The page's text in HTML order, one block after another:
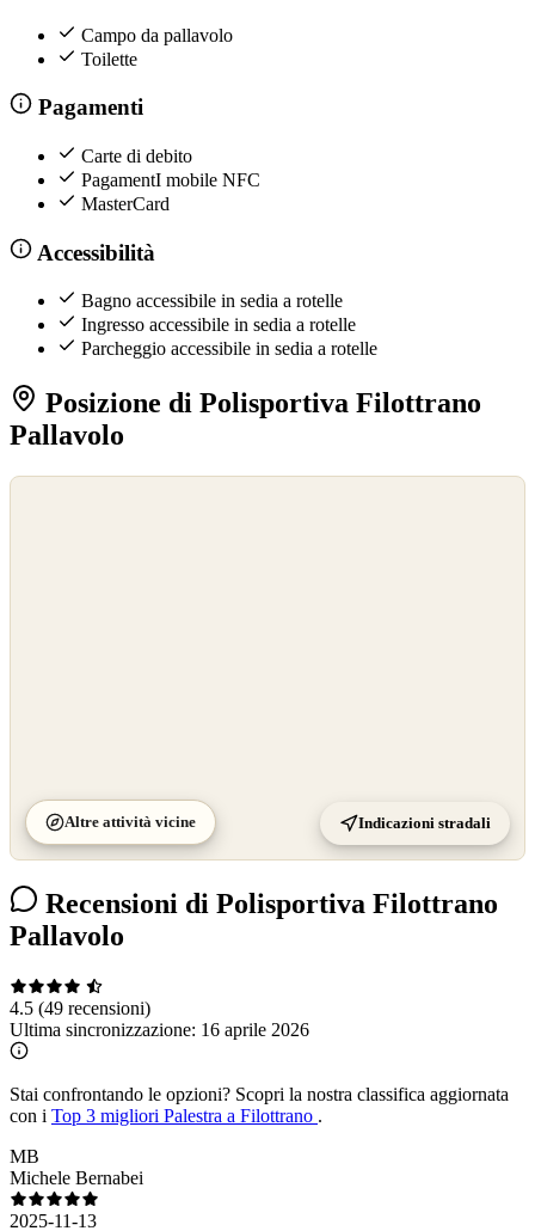
Campo da pallavolo
Toilette
Pagamenti
Carte di debito
PagamentI mobile NFC
MasterCard
Accessibilità
Bagno accessibile in sedia a rotelle
Ingresso accessibile in sedia a rotelle
Parcheggio accessibile in sedia a rotelle
Posizione di Polisportiva Filottrano
Pallavolo
Altre attività vicine Indicazioni stradali
Recensioni di Polisportiva Filottrano
Pallavolo
4.5 (49 recensioni)
Ultima sincronizzazione: 16 aprile 2026
Stai confrontando le opzioni? Scopri la nostra classifica aggiornata
con i Top 3 migliori Palestra a Filottrano .
MB
Michele Bernabei
2025-11-13